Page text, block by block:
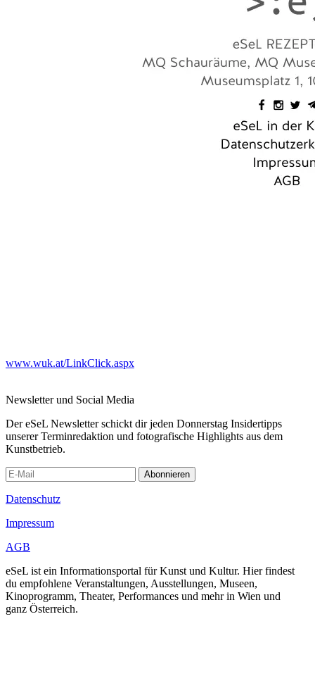
www.wuk.at/LinkClick.aspx
Newsletter und Social Media
Der eSeL Newsletter schickt dir jeden Donnerstag Insidertipps
unserer Terminredaktion und fotografische Highlights aus dem
Kunstbetrieb.
Abonnieren
Datenschutz
Impressum
AGB
eSeL ist ein Informationsportal für Kunst und Kultur. Hier findest
du empfohlene Veranstaltungen, Ausstellungen, Museen,
Kinoprogramm, Theater, Performances und mehr in Wien und
ganz Österreich.